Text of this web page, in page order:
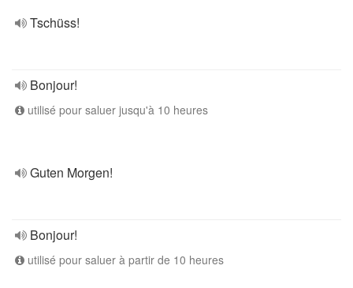
Tschüss!
Bonjour!
utilisé pour saluer jusqu'à 10 heures
Guten Morgen!
Bonjour!
utilisé pour saluer à partir de 10 heures